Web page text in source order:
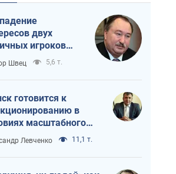
двух
игроков
тайный план
и Путина?
Швец 5,6 т.
готовится к
в
масштабного
кризиса
Левченко 11,1 т.